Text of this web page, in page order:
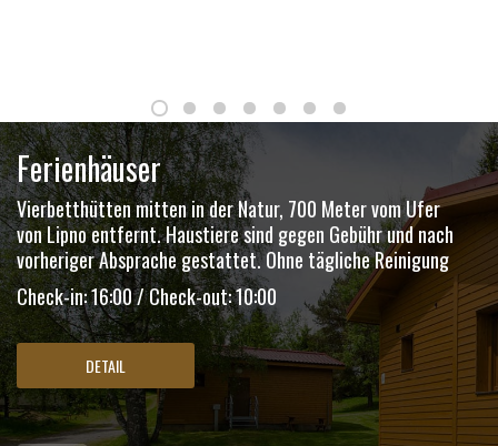
Ferienhäuser
Vierbetthütten mitten in der Natur, 700 Meter vom Ufer
von Lipno entfernt. Haustiere sind gegen Gebühr und nach
vorheriger Absprache gestattet. Ohne tägliche Reinigung
Check-in: 16:00 / Check-out: 10:00
DETAIL